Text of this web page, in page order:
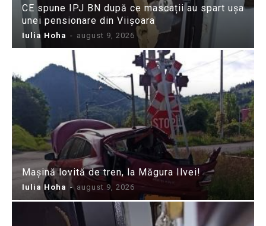
CE spune IPJ BN după ce mascații au spart ușa
unei pensionare din Viișoara
Iulia Hoha - august 9, 2026
Mașină lovită de tren, la Măgura Ilvei!
Iulia Hoha - august 9, 2026